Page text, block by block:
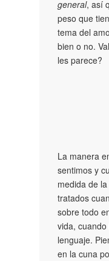
general, así
peso que
tema del
bien o no.
les parece?
La manera
sentimos y
medida de
tratados
sobre todo
vida,
lenguaje.
en la cuna